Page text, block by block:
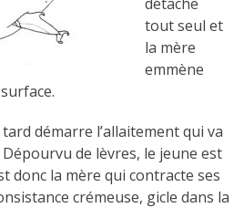
tout seul et
la mère
emmène
démarre l’allaitement qui va
de lèvres, le jeune est
donc la mère qui contracte ses
crémeuse, gicle dans la